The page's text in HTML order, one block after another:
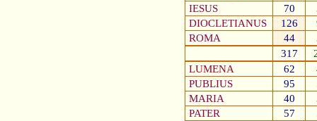
IESUS
70
DIOCLETIANUS
126
ROMA
44
317
LUMENA
62
PUBLIUS
95
MARIA
40
PATER
57